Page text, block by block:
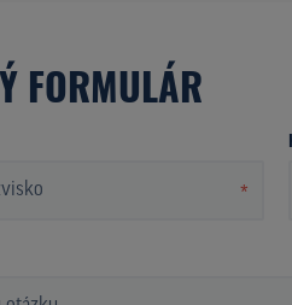
FORMULÁR
*